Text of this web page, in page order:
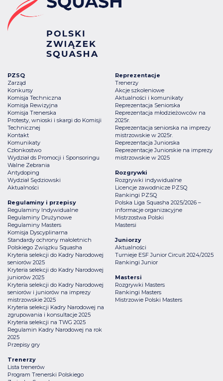
PZSQ
Zarząd
Konkursy
Komisja Techniczna
Komisja Rewizyjna
Komisja Trenerska
Protesty, wnioski i skargi do Komisji
Technicznej
Kontakt
Komunikaty
Członkostwo
Wydział ds Promocji i Sponsoringu
Walne Zebrania
Antydoping
Wydział Sędziowski
Aktualności
Reprezentacje
Trenerzy
Akcje szkoleniowe
Aktualności i komunikaty
Reprezentacja Seniorska
Reprezentacja młodzieżowców na
2025r.
Reprezentacja seniorska na imprezy
mistrzowskie w 2025r.
Reprezentacja Juniorska
Reprezentacje Juniorskie na imprezy
mistrzowskie w 2025
Rozgrywki
Rozgrywki indywidualne
Licencje zawodnicze PZSQ
Rankingi PZSQ
Polska Liga Squasha 2025/2026 –
informacje organizacyjne
Mistrzostwa Polski
Mastersi
Juniorzy
Aktualności
Turnieje ESF Junior Circuit 2024/2025
Rankingi Junior
Mastersi
Rozgrywki Masters
Rankingi Masters
Mistrzowie Polski Masters
Regulaminy i przepisy
Regulaminy Indywidualne
Regulaminy Drużynowe
Regulaminy Masters
Komisja Dyscyplinarna
Standardy ochrony małoletnich
Polskiego Związku Squasha
Kryteria selekcji do Kadry Narodowej
seniorów 2025
Kryteria selekcji do Kadry Narodowej
juniorów 2025
Kryteria selekcji do Kadry Narodowej
seniorów i juniorów na imprezy
mistrzowskie 2025
Kryteria selekcji Kadry Narodowej na
zgrupowania i konsultacje 2025
Kryteria selekcji na TWG 2025
Regulamin Kadry Narodowej na rok
2025
Przepisy gry
Trenerzy
Lista trenerów
Program Trenerski Polskiego